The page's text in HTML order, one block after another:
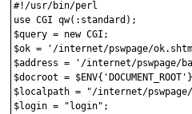
#!/usr/bin/perl
use CGI qw(:standard);
$query = new CGI;
$ok = '/internet/pswpage/
$address = '/internet/pswpage/
$docroot =
$localpath = "/internet/
$login = "login";